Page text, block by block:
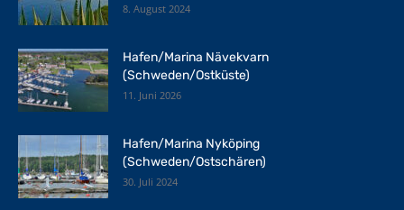
8. August 2024
Hafen/Marina Nävekvarn
(Schweden/Ostküste)
11. Juni 2026
Hafen/Marina Nyköping
(Schweden/Ostschären)
30. Juli 2024